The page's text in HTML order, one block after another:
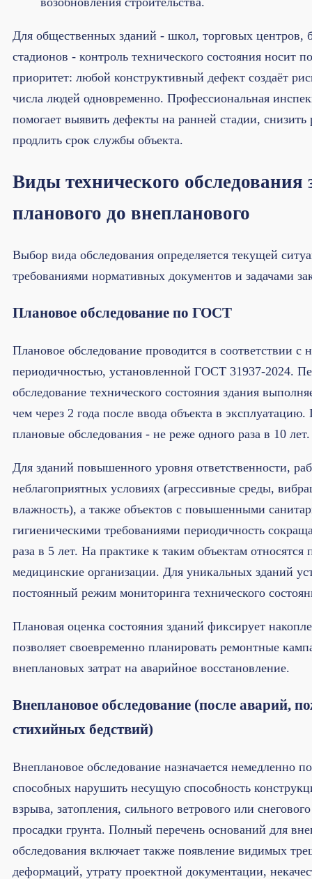
Для общественных зданий - школ, торговых центров,
стадионов - контроль технического состояния носит
приоритет: любой конструктивный дефект создаёт
числа людей одновременно. Профессиональная
помогает выявить дефекты на ранней стадии, снизить
продлить срок службы объекта.
Виды технического обследования
планового до внепланового
Выбор вида обследования определяется текущей
требованиями нормативных документов и задачами
Плановое обследование по ГОСТ
Плановое обследование проводится в соответствии с
периодичностью, установленной ГОСТ 31937-2024.
обследование технического состояния здания
чем через 2 года после ввода объекта в
плановые обследования - не реже одного раза в 10 лет.
Для зданий повышенного уровня ответственности,
неблагоприятных условиях (агрессивные среды,
влажность), а также объектов с повышенными
гигиеническими требованиями периодичность
раза в 5 лет. На практике к таким объектам относятся
медицинские организации. Для уникальных зданий
постоянный режим мониторинга технического
Плановая оценка состояния зданий фиксирует
позволяет своевременно планировать ремонтные
внеплановых затрат на аварийное восстановление.
Внеплановое обследование (после аварий,
стихийных бедствий)
Внеплановое обследование назначается немедленно
способных нарушить несущую способность
взрыва, затопления, сильного ветрового или
просадки грунта. Полный перечень оснований для
обследования включает также появление видимых
деформаций, утрату проектной документации,